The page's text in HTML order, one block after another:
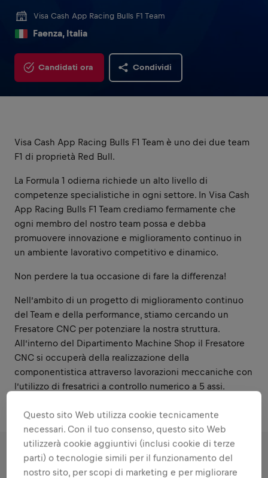
Visa Cash App Racing Bulls F1 Team
Faenza, Italia
Candidati ora Condividi
Visa Cash App Racing Bulls F1 Team è uno dei due team
F1 di proprietà Red Bull.
La Formula 1 odierna richiede un alto livello di
competenze specialistiche in ogni settore. In Visa Cash
App Racing Bulls F1 Team crediamo fermamente che
ogni membro del nostro team possa e debba
promuovere innovazione e miglioramento continuo in
un ambiente lavorativo competitivo e dinamico.
Non perdere la tua occasione di fare la differenza!
Nell’ambito di un progetto di miglioramento continuo
del Team e della performance, stiamo cercando un
Fresatore CNC per potenziare la nostra struttura.
All’interno del Dipartimento Machine Shop il Fresatore
CNC si occuperà della realizzazione della
componentistica attraverso lavorazioni meccaniche con
l’utilizzo di fresatrici a controllo numerico a 5 assi.
RESPONSABILITÀ
Questo sito Web utilizza cookie tecnicamente
necessari. Con il tuo consenso, questo sito Web
utilizzerà cookie aggiuntivi (inclusi cookie di terze
parti) o tecnologie simili per il funzionamento del
nostro sito, per scopi di marketing e per migliorare